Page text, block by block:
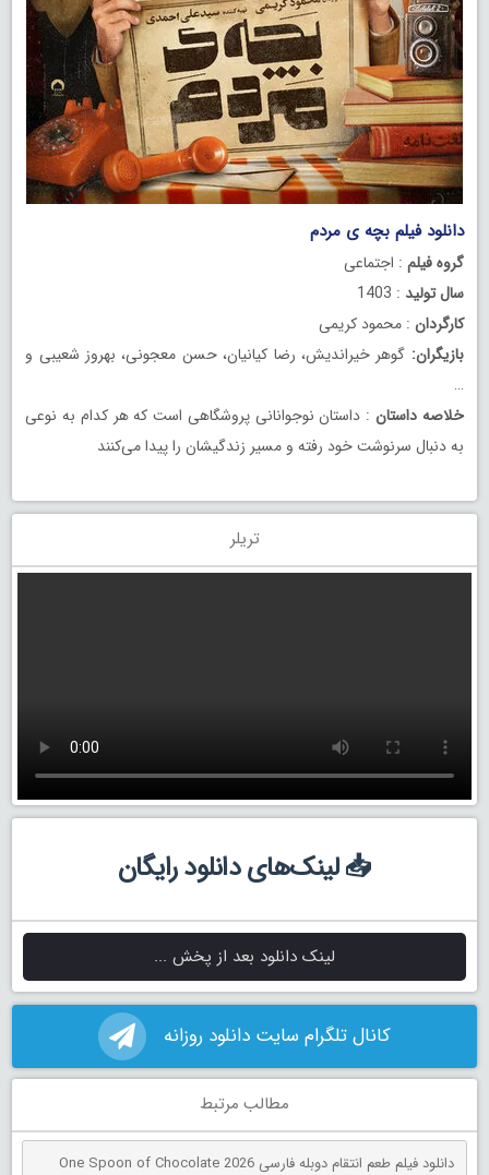
دانلود فیلم بچه‌‌ ی مردم
گروه فیلم : اجتماعی
سال تولید : 1403
کارگردان : محمود کریمی
بازیگران: گوهر خیراندیش، رضا کیانیان، حسن معجونی، بهروز شعیبی و
…
خلاصه داستان : داستان نوجوانانی پروشگاهی است که هر کدام به نوعی
به دنبال سرنوشت خود رفته و مسیر زندگیشان را پیدا می‌کنند
تریلر
📥 لینک‌های دانلود رایگان
لینک دانلود بعد از پخش ...
کانال تلگرام سایت دانلود روزانه
مطالب مرتبط
دانلود فیلم طعم انتقام دوبله فارسی One Spoon of Chocolate 2026